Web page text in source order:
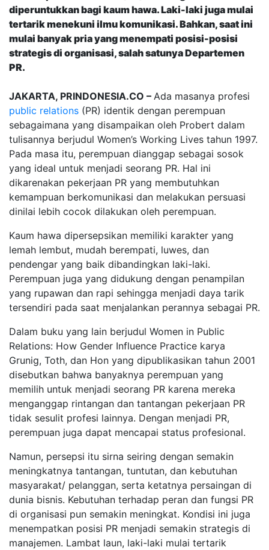
diperuntukkan bagi kaum hawa. Laki-laki juga mulai
tertarik menekuni ilmu komunikasi. Bahkan, saat ini
mulai banyak pria yang menempati posisi-posisi
strategis di organisasi, salah satunya Departemen
PR.
JAKARTA, PRINDONESIA.CO – Ada masanya profesi
public relations (PR) identik dengan perempuan
sebagaimana yang disampaikan oleh Probert dalam
tulisannya berjudul Women’s Working Lives tahun 1997.
Pada masa itu, perempuan dianggap sebagai sosok
yang ideal untuk menjadi seorang PR. Hal ini
dikarenakan pekerjaan PR yang membutuhkan
kemampuan berkomunikasi dan melakukan persuasi
dinilai lebih cocok dilakukan oleh perempuan.
Kaum hawa dipersepsikan memiliki karakter yang
lemah lembut, mudah berempati, luwes, dan
pendengar yang baik dibandingkan laki-laki.
Perempuan juga yang didukung dengan penampilan
yang rupawan dan rapi sehingga menjadi daya tarik
tersendiri pada saat menjalankan perannya sebagai PR.
Dalam buku yang lain berjudul Women in Public
Relations: How Gender Influence Practice karya
Grunig, Toth, dan Hon yang dipublikasikan tahun 2001
disebutkan bahwa banyaknya perempuan yang
memilih untuk menjadi seorang PR karena mereka
menganggap rintangan dan tantangan pekerjaan PR
tidak sesulit profesi lainnya. Dengan menjadi PR,
perempuan juga dapat mencapai status profesional.
Namun, persepsi itu sirna seiring dengan semakin
meningkatnya tantangan, tuntutan, dan kebutuhan
masyarakat/ pelanggan, serta ketatnya persaingan di
dunia bisnis. Kebutuhan terhadap peran dan fungsi PR
di organisasi pun semakin meningkat. Kondisi ini juga
menempatkan posisi PR menjadi semakin strategis di
manajemen. Lambat laun, laki-laki mulai tertarik